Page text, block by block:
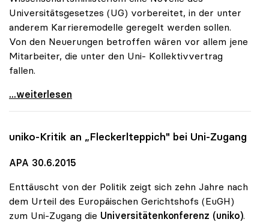
Universitätsgesetzes (UG) vorbereitet, in der unter
anderem Karrieremodelle geregelt werden sollen.
Von den Neuerungen betroffen wären vor allem jene
Mitarbeiter, die unter den Uni- Kollektivvertrag
fallen.
Unis glauben nicht an „Kündigungskultur\"
...weiterlesen
uniko-Kritik an „Fleckerlteppich" bei Uni-Zugang
APA 30.6.2015
Enttäuscht von der Politik zeigt sich zehn Jahre nach
dem Urteil des Europäischen Gerichtshofs (EuGH)
zum Uni-Zugang die Universitätenkonferenz (uniko).